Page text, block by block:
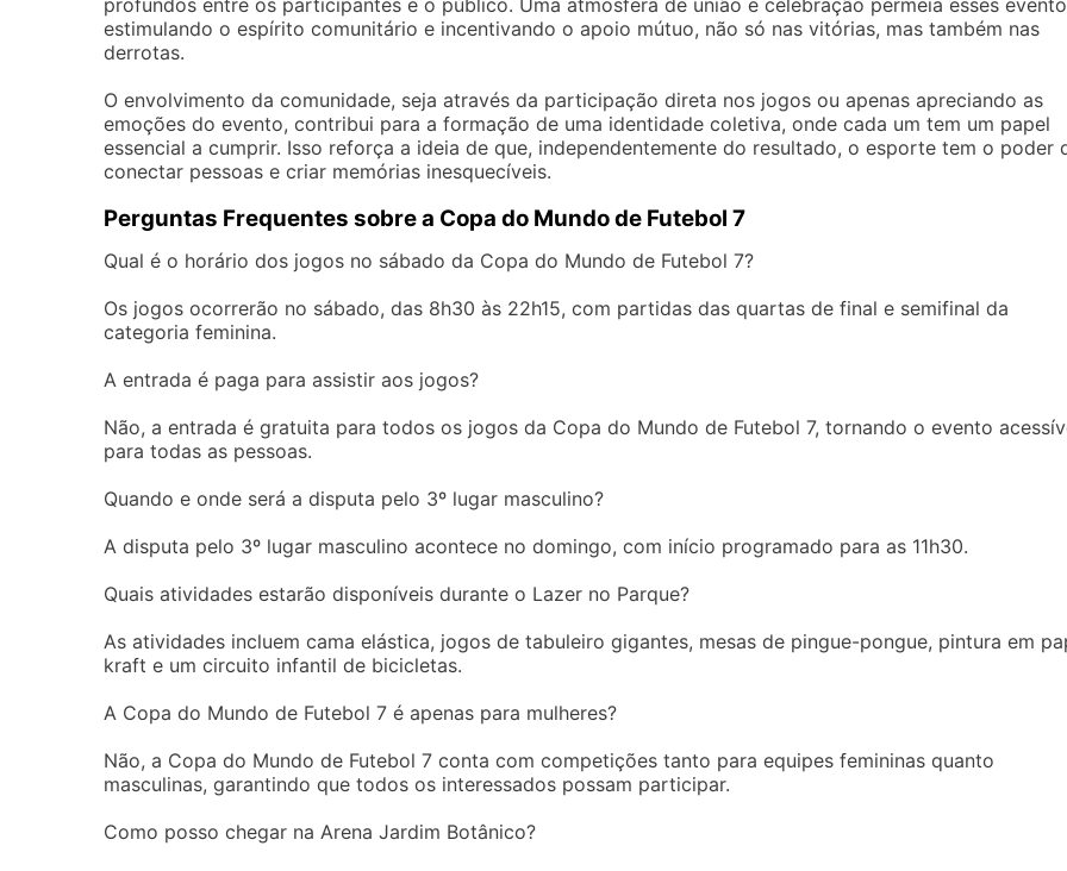
profundos entre os participantes e o público. Uma atmosfera de união e celebração permeia esses
estimulando o espírito comunitário e incentivando o apoio mútuo, não só nas vitórias, mas também nas
derrotas.
O envolvimento da comunidade, seja através da participação direta nos jogos ou apenas apreciando as
emoções do evento, contribui para a formação de uma identidade coletiva, onde cada um tem um papel
essencial a cumprir. Isso reforça a ideia de que, independentemente do resultado, o esporte tem o poder
conectar pessoas e criar memórias inesquecíveis.
Perguntas Frequentes sobre a Copa do Mundo de Futebol 7
Qual é o horário dos jogos no sábado da Copa do Mundo de Futebol 7?
Os jogos ocorrerão no sábado, das 8h30 às 22h15, com partidas das quartas de final e semifinal da
categoria feminina.
A entrada é paga para assistir aos jogos?
Não, a entrada é gratuita para todos os jogos da Copa do Mundo de Futebol 7, tornando o evento
para todas as pessoas.
Quando e onde será a disputa pelo 3º lugar masculino?
A disputa pelo 3º lugar masculino acontece no domingo, com início programado para as 11h30.
Quais atividades estarão disponíveis durante o Lazer no Parque?
As atividades incluem cama elástica, jogos de tabuleiro gigantes, mesas de pingue-pongue, pintura em
kraft e um circuito infantil de bicicletas.
A Copa do Mundo de Futebol 7 é apenas para mulheres?
Não, a Copa do Mundo de Futebol 7 conta com competições tanto para equipes femininas quanto
masculinas, garantindo que todos os interessados possam participar.
Como posso chegar na Arena Jardim Botânico?